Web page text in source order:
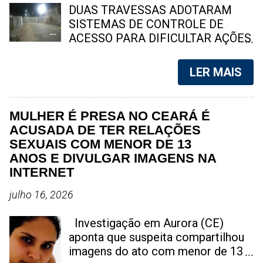
advogado da cantora já está em
contato com as autoridades e irá
tomar as devidas medidas para
só estamos pedindo, mas
suplicando para que não
compartilhem este material. Temos
certeza que todos fãs ou não fãs
de Marília Mendonça querem nutrir
a imagem ...
DUAS TRAVESSAS ADOTARAM
SISTEMAS DE CONTROLE DE
ACESSO PARA DIFICULTAR AÇÕES
MORADORES Moradores de duas
travessas de Tenente Jardim
decidiram investir em sistemas de
controle de acesso e
monitoramento para reforçar a
segurança e dificultar a prática de
crimes nas vias. Foto: SpingRV
Notícias Pelo menos duas
travessas do bairro Tenente
a contar com sistemas de
fechamento e monitoramento
instalados pelos próprios
LER MAIS
MULHER É PRESA NO CEARÁ É
ACUSADA DE TER RELAÇÕES
SEXUAIS COM MENOR DE 13
ANOS E DIVULGAR IMAGENS NA
INTERNET
julho 16, 2026
Investigação em Aurora (CE)
aponta que suspeita compartilhou
imagens do ato com menor de 13